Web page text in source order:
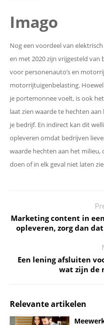
Imago
Nog een voordeel van
en met 2020 zijn vrijgesteld van
voor personenauto’s en
motorrijtuigenbelasting.
je portemonnee voelt, is ook
laat zien waarde te hechten
je bedrijf. En indirect kan dit
opleveren omdat bedrijven
waarde hechten aan het
doen of in elk geval niet laten
Marketing content in
opleveren, zorg dan
Een lening afsluiten
wat zijn de
Relevante artikelen